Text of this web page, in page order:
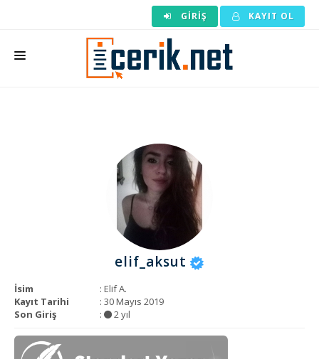
GIRIŞ KAYIT OL
KURUMSAL
elif_aksut
İsim
: Elif A.
Kayıt Tarihi
: 30 Mayıs 2019
Son Giriş
: 2 yıl